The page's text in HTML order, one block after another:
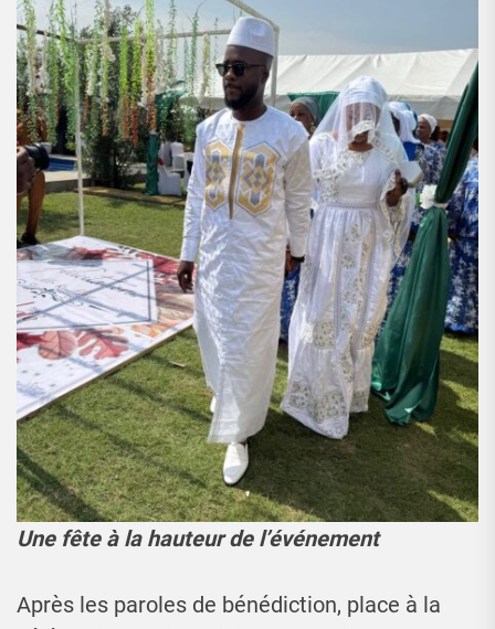
Une fête à la hauteur de l’événement
Après les paroles de bénédiction, place à la